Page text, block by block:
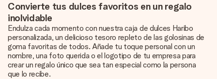
Convierte tus dulces favoritos en un regalo
inolvidable
Endulza cada momento con nuestra caja de dulces Haribo
personalizada, un delicioso tesoro repleto de las golosinas de
goma favoritas de todos. Añade tu toque personal con un
nombre, una foto querida o el logotipo de tu empresa para
crear un regalo único que sea tan especial como la persona
que lo recibe.